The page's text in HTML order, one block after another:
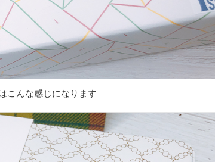
こんな感じになります